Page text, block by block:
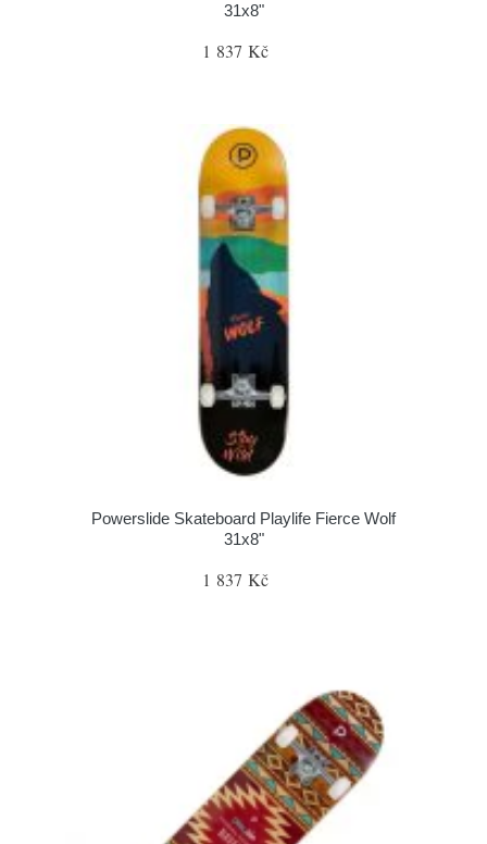
31x8"
1 837 Kč
Powerslide Skateboard Playlife Fierce Wolf
31x8"
1 837 Kč